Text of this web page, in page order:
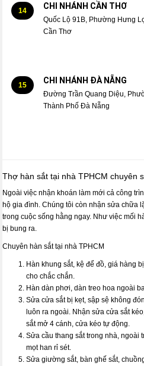
14 CHI NHÁNH CẦN THƠ
Quốc Lộ 91B, Phường Hưng
Cần Thơ
15 CHI NHÁNH ĐÀ NẴNG
Đường Trần Quang Diệu,
Thành Phố Đà Nẵng
Thợ hàn sắt tại nhà TPHCM chuyên
Ngoài việc nhận khoán làm mới cả công
hộ gia đình. Chúng tôi còn nhận sửa chữa
trong cuộc sống hằng ngay. Như việc mối
bị bung ra.
Chuyên hàn sắt tại nhà TPHCM
Hàn khung sắt, kệ để đồ, giá hàng
cho chắc chắn.
Hàn dàn phơi, dàn treo hoa ngoài
Sửa cửa sắt bị kẹt, sập sệ không
luôn ra ngoài. Nhận sửa cửa sắt
sắt mở 4 cánh, cửa kéo tự động.
Sửa cầu thang sắt trong nhà, ngoài
mọt han rỉ sét.
Sửa giường sắt, bàn ghế sắt,